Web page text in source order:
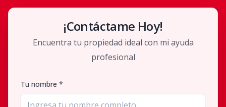
¡Contáctame Hoy!
Encuentra tu propiedad ideal con mi ayuda
profesional
Tu nombre *